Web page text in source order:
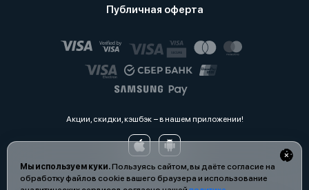
Мы используем куки.Пользуясь сайтом, вы даёте согласие на
обработку файлов cookie вашего браузера и использование
Публичная оферта
Акции, скидки, кэшбэк − в нашем приложении!